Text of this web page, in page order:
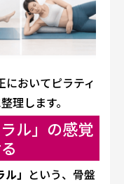
おいてピラティ
理します。
ル」の感覚
」 という、骨盤